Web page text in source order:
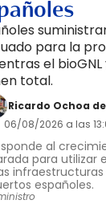
para la
el
total.
Ricardo Ochoa
06/08/2026 a las
al
para utilizar
infraestructuras
españoles.